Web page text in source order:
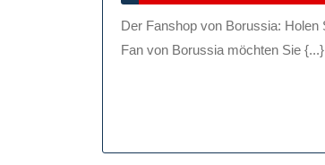
Juli
2025
Der Fanshop von Borussia: Holen Sie sich die besten Fanartikel für Ihre Lieblingsmannschaft! Als treuer
Fan von Borussia möchten Sie {...}